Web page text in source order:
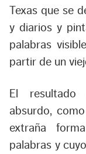
Texas que se
y diarios y
palabras
partir de un
El resultado
absurdo,
extraña
palabras y